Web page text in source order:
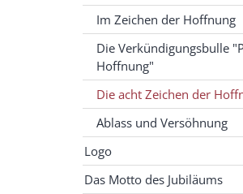
Im Zeichen der Hoffnung
Die Verkündigungsbulle
Hoffnung"
Die acht Zeichen der
Ablass und Versöhnung
Logo
Das Motto des Jubiläums